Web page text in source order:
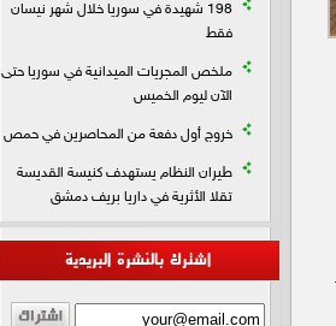
198 شهيدة في سوريا خلال شهر نيسان
فقط
ملخص المجريات الميدانية في سوريا حتى
الآن ليوم الخميس
خروج أول دفعة من المحاصرين في حمص
طيران النظام يستهدف كنيسة القديسة
تقلا الأثرية في داريا بريف دمشق
اشترك بالنشرة البريدية